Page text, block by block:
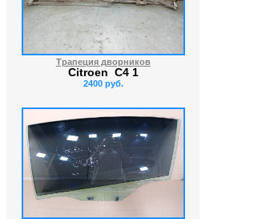
Трапеция дворников
Citroen C4 1
2400 руб.